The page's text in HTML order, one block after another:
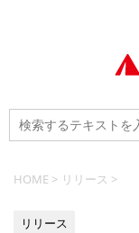
HOME > リリース >
リリース